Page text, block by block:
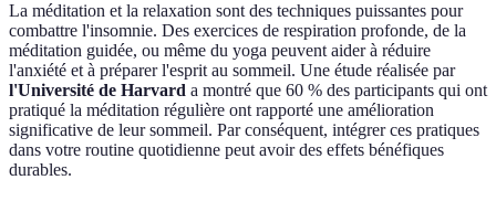
La méditation et la relaxation sont des techniques puissantes pour
combattre l'insomnie. Des exercices de respiration profonde, de la
méditation guidée, ou même du yoga peuvent aider à réduire
l'anxiété et à préparer l'esprit au sommeil. Une étude réalisée par
l'Université de Harvard a montré que 60 % des participants qui ont
pratiqué la méditation régulière ont rapporté une amélioration
significative de leur sommeil. Par conséquent, intégrer ces pratiques
dans votre routine quotidienne peut avoir des effets bénéfiques
durables.